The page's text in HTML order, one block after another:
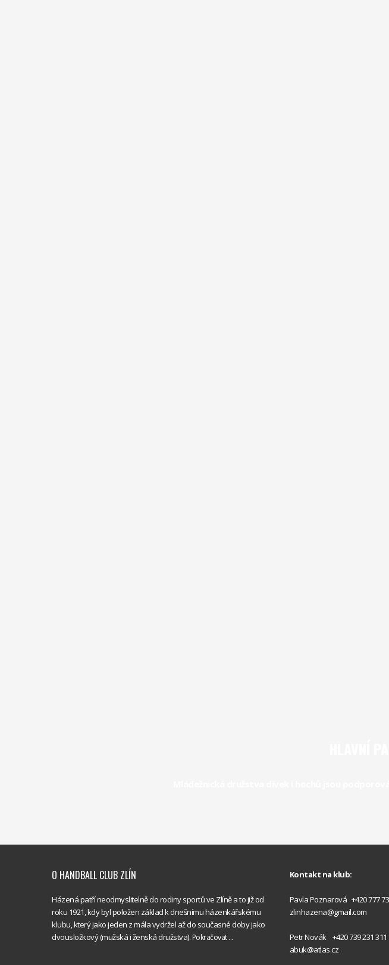
O HANDBALL CLUB ZLÍN
Házená patří neodmyslitelně do rodiny sportů ve Zlíně a to již od
roku 1921, kdy byl položen základ k dnešnímu házenkářskému
klubu, který jako jeden z mála vydržel až do současné doby jako
dvousložkový (mužská i ženská družstva). Pokračovat ...
Kontakt na klub:
Pavla Poznarová +420 777
zlinhazena@gmail.com
Petr Novák +420 739 231 311
abuk@atlas.cz